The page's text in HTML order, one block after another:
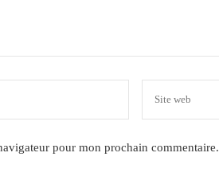
pour mon prochain commentaire.